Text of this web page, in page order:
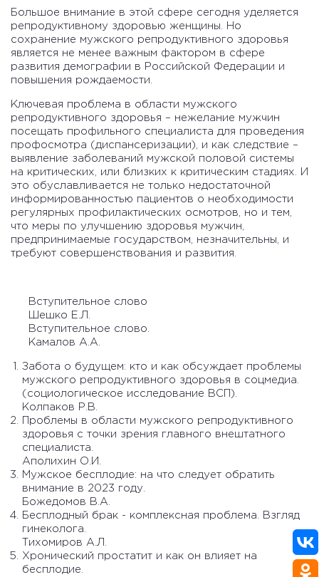
Большое внимание в этой сфере сегодня уделяется
репродуктивному здоровью женщины. Но
сохранение мужского репродуктивного здоровья
является не менее важным фактором в сфере
развития демографии в Российской Федерации и
повышения рождаемости.
Ключевая проблема в области мужского
репродуктивного здоровья – нежелание мужчин
посещать профильного специалиста для проведения
профосмотра (диспансеризации), и как следствие –
выявление заболеваний мужской половой системы
на критических, или близких к критическим стадиях. И
это обуславливается не только недостаточной
информированностью пациентов о необходимости
регулярных профилактических осмотров, но и тем,
что меры по улучшению здоровья мужчин,
предпринимаемые государством, незначительны, и
требуют совершенствования и развития.
Вступительное слово
Шешко Е.Л.
Вступительное слово.
Камалов А.А.
Забота о будущем: кто и как обсуждает проблемы
мужского репродуктивного здоровья в соцмедиа.
(социологическое исследование ВСП).
Колпаков Р.В.
Проблемы в области мужского репродуктивного
здоровья с точки зрения главного внештатного
специалиста.
Аполихин О.И.
Мужское бесплодие: на что следует обратить
внимание в 2023 году.
Божедомов В.А.
Бесплодный брак - комплексная проблема. Взгляд
гинеколога.
Тихомиров А.Л.
Хронический простатит и как он влияет на
бесплодие.